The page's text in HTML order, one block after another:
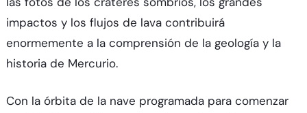
impactos y los flujos de lava contribuirá
enormemente a la comprensión de la geología y la
historia de Mercurio.
Con la órbita de la nave programada para comenzar